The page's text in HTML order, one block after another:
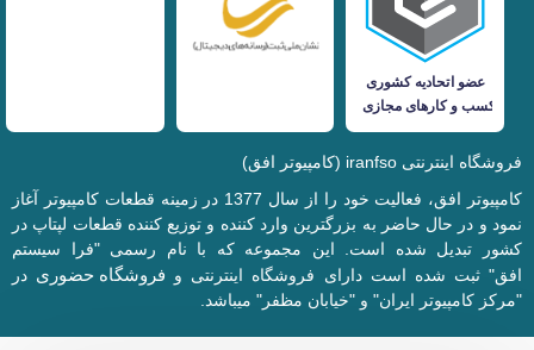
فروشگاه اینترنتی iranfso (کامپیوتر افق)
کامپیوتر افق، فعالیت خود را از سال 1377 در زمینه قطعات کامپیوتر آغاز
نمود و در حال حاضر به بزرگترین وارد کننده و توزیع کننده قطعات لپتاپ در
کشور تبدیل شده است. این مجموعه که با نام رسمی "فرا سیستم
افق" ثبت شده است دارای فروشگاه اینترنتی و فروشگاه حضوری در
"مرکز کامپیوتر ایران" و "خیابان مظفر" میباشد.